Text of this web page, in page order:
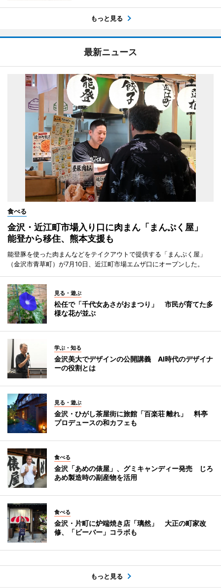
もっと見る
最新ニュース
食べる
金沢・近江町市場入り口に肉まん「まんぷく屋」
能登から移住、熊本支援も
能登豚を使った肉まんなどをテイクアウトで提供する「まんぷく屋」
（金沢市青草町）が7月10日、近江町市場エムザ口にオープンした。
見る・遊ぶ
松任で「千代女あさがおまつり」 市民が育てた多
様な花が並ぶ
学ぶ・知る
金沢美大でデザインの公開講義 AI時代のデザイナ
ーの役割とは
見る・遊ぶ
金沢・ひがし茶屋街に旅館「百楽荘 離れ」 料亭
プロデュースの和カフェも
食べる
金沢「あめの俵屋」、グミキャンディー発売 じろ
あめ製造時の副産物を活用
食べる
金沢・片町に炉端焼き店「璃然」 大正の町家改
修、「ビーバー」コラボも
もっと見る